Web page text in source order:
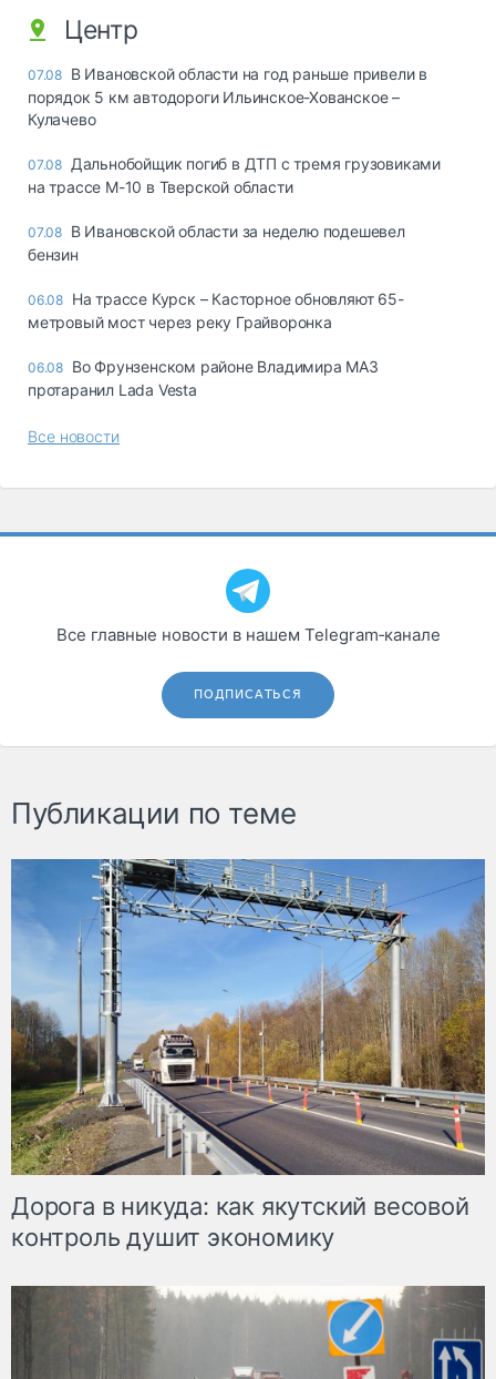
Центр
07.08 В Ивановской области на год раньше привели в
порядок 5 км автодороги Ильинское-Хованское –
Кулачево
07.08 Дальнобойщик погиб в ДТП с тремя грузовиками
на трассе М-10 в Тверской области
07.08 В Ивановской области за неделю подешевел
бензин
06.08 На трассе Курск – Касторное обновляют 65-
метровый мост через реку Грайворонка
06.08 Во Фрунзенском районе Владимира МАЗ
протаранил Lada Vesta
Все новости
Все главные новости в нашем Telegram‑канале
ПОДПИСАТЬСЯ
Публикации по теме
Дорога в никуда: как якутский весовой
контроль душит экономику